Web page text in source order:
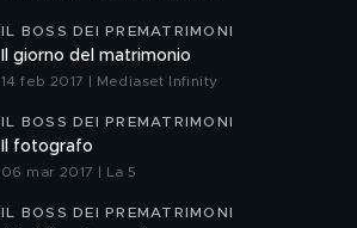
IL BOSS DEI PREMATRIMONI
Il giorno del matrimonio
14 feb 2017 | Mediaset Infinity
IL BOSS DEI PREMATRIMONI
Il fotografo
06 mar 2017 | La 5
IL BOSS DEI PREMATRIMONI